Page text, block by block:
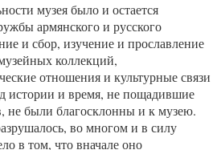
музея было и остается
армянского и русского
и сбор, изучение и прославление
коллекций,
отношения и культурные связи
истории и время, не пощадившие
не были благосклонны и к музею.
во многом и в силу
в том, что вначале оно